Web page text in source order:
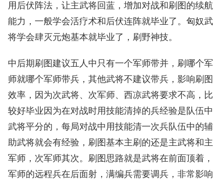
用后伏阵法，让主武将回蓝，增加对战和刷图的续航
能力，一般学会活疗术和后伏连阵就毕业了。匈奴武
将学会肆灭元炮基本就毕业了，刷野神技。
中后期刷图建议五人中只有一个军师带并，刷哪个军
师就哪个军师带兵，其他武将不建议带兵，影响刷图
效率，因为次武将、次军师、西凉武将要求不高，比
较好毕业因为在对战时用技能清掉的兵经验是队伍中
武将平分的，每局对战中用技能清一次兵队伍中的辅
助武将就会有经验，刷图基本主刷的还是主武将和主
军师，次军师其次。刷图思路就是武将在前面顶着，
军师的远程兵在后面射，满编兵需要调兵，非常影响